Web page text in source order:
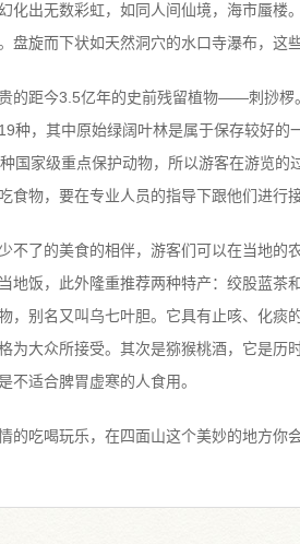
化出无数彩虹，如同人间仙境，海市蜃楼
盘旋而下状如天然洞穴的水口寺瀑布，这
的距今3.5亿年的史前残留植物——刺挱椤
种，其中原始绿阔叶林是属于保存较好的
国家级重点保护动物，所以游客在游览的
食物，要在专业人员的指导下跟他们进行
不了的美食的相伴，游客们可以在当地的
地饭，此外隆重推荐两种特产：绞股蓝茶
，别名又叫乌七叶胆。它具有止咳、化痰
为大众所接受。其次是猕猴桃酒，它是历
不适合脾胃虚寒的人食用。
的吃喝玩乐，在四面山这个美妙的地方你